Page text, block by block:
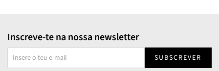
Inscreve-te na nossa newsletter
SUBSCREVER